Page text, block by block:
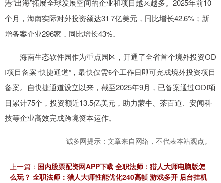
港“出海”拓展全球发展空间的企业和项目越来越多。2025年前10
个月，海南实际对外投资额达31.7亿美元，同比增长42.6%；新
增备案企业296家，同比增长43%。
海南生态软件园作为重点园区，开通了全省首个境外投资OD
I项目备案“快捷通道”，最快仅需6个工作日即可完成境外投资项目
备案。自快捷通道设立以来，截至2025年9月，已备案通过ODI项
目累计75个，投资额近13.5亿美元，助力蒙牛、茶百道、安闻科
技等企业高效完成跨境资本运作。
诚多网提示：文章来自网络，不代表本站观点。
上一篇： 国内股票配资网APP下载 全职法师：猎人大师电脑版怎
么玩？ 全职法师：猎人大师性能优化240高帧 游戏多开 后台挂机